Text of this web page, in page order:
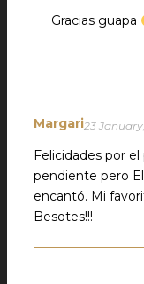
Gracias guapa
Margari23
Felicidades por
pendiente pero
encantó. Mi
Besotes!!!